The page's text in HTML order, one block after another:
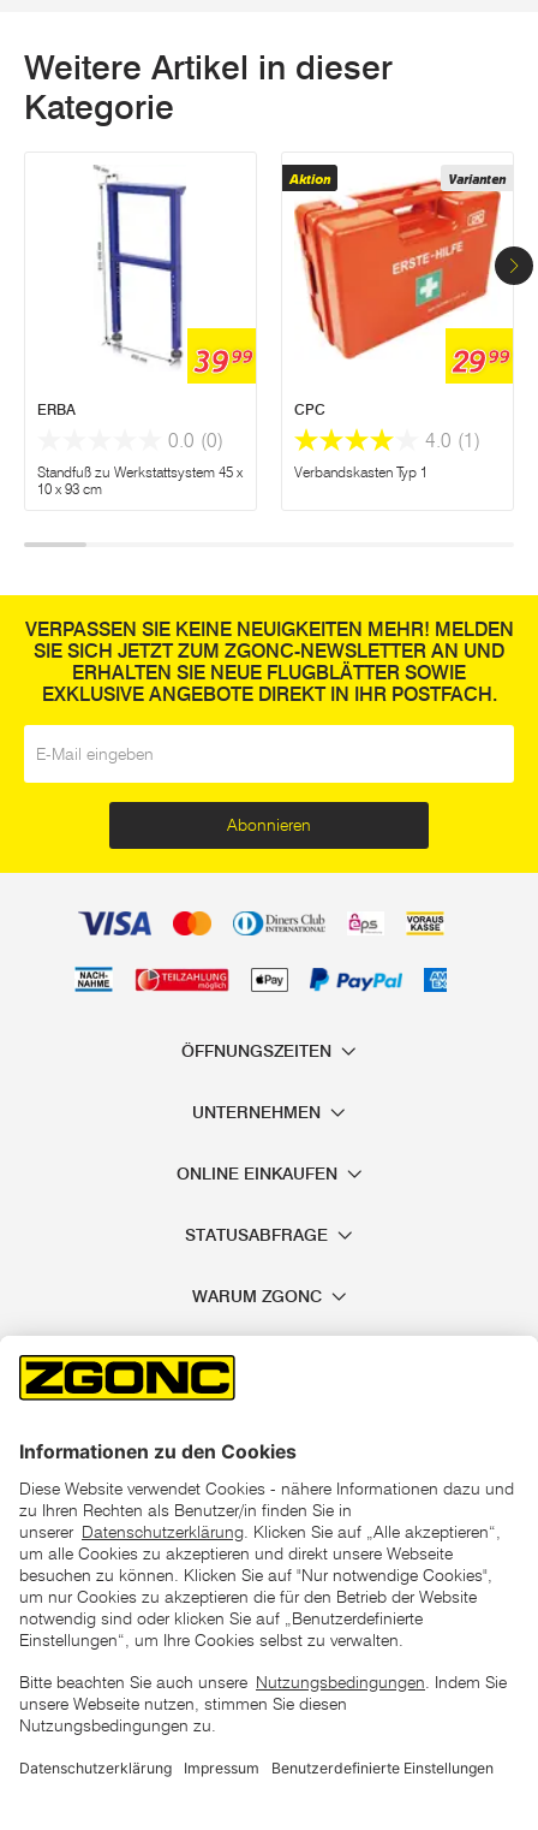
Weitere Artikel in dieser
Kategorie
3999
ERBA
0.0 (0)
Standfuß zu Werkstattsystem 45 x
10 x 93 cm
Varianten
Aktion
2999
CPC
4.0 (1)
Verbandskasten Typ 1
VERPASSEN SIE KEINE NEUIGKEITEN MEHR! MELDEN
SIE SICH JETZT ZUM ZGONC-NEWSLETTER AN UND
ERHALTEN SIE NEUE FLUGBLÄTTER SOWIE
EXKLUSIVE ANGEBOTE DIREKT IN IHR POSTFACH.
Abonnieren
ÖFFNUNGSZEITEN
UNTERNEHMEN
ONLINE EINKAUFEN
STATUSABFRAGE
WARUM ZGONC
*der "statt"-Preis ist der niedrigste von uns in den letzten 30
Tagen vor Beginn dieser Aktion verlangte Preis
unter den UVP Preisen auf dieser Website sind die
zu verstehen